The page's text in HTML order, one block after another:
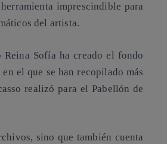
imprescindible para
del artista.
Reina Sofía ha creado el fondo
el que se han recopilado más
realizó para el Pabellón de
sino que también cuenta